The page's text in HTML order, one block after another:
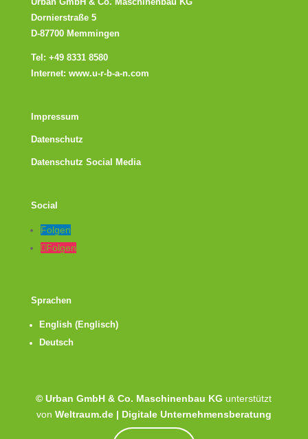
Dornierstraße 5
D-87700 Memmingen
Tel: +49 8331 8580
Internet: www.u-r-b-a-n.com
Impressum
Datenschutz
Datenschutz Social Media
Social
Folgen
Folgen
Sprachen
English (Englisch)
Deutsch
© Urban GmbH & Co. Maschinenbau KG unterstützt
von Weltraum.de | Digitale Unternehmensberatung